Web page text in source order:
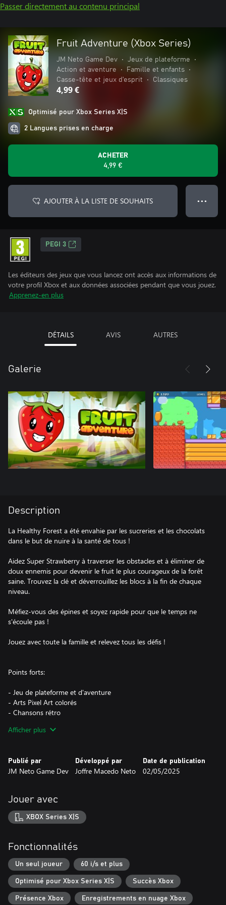
Passer directement au contenu principal
Fruit Adventure (Xbox Series)
JM Neto Game Dev • Jeux de plateforme
•
Action et aventure
• Famille et enfants
•
Casse-tête et jeux d'esprit
• Classiques
4,99 €
Optimisé pour Xbox Series X|S
2 Langues prises en charge
ACHETER
4,99 €
AJOUTER À LA LISTE DE SOUHAITS ● ● ●
PEGI 3
Les éditeurs des jeux que vous lancez ont accès aux informations de
votre profil Xbox et aux données associées pendant que vous jouez.
Apprenez-en plus
DÉTAILS AVIS AUTRES
Galerie
Description
La Healthy Forest a été envahie par les sucreries et les chocolats
dans le but de nuire à la santé de tous !
Aidez Super Strawberry à traverser les obstacles et à éliminer de
doux ennemis pour devenir le fruit le plus courageux de la forêt
saine. Trouvez la clé et déverrouillez les blocs à la fin de chaque
niveau.
Méfiez-vous des épines et soyez rapide pour que le temps ne
s'écoule pas !
Jouez avec toute la famille et relevez tous les défis !
Points forts:
- Jeu de plateforme et d'aventure
- Arts Pixel Art colorés
- Chansons rétro
Afficher plus
Publié par
JM Neto Game Dev
Développé par
Joffre Macedo Neto
Date de publication
02/05/2025
Jouer avec
XBOX Series X|S
Fonctionnalités
Un seul joueur 60 i/s et plus
Optimisé pour Xbox Series X|S Succès Xbox
Présence Xbox Enregistrements en nuage Xbox